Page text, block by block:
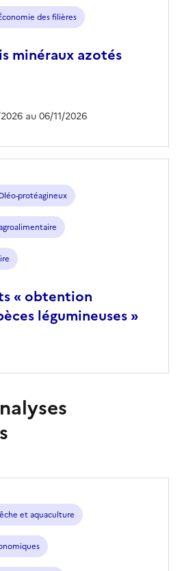
des filières
minéraux azotés
au 06/11/2026
protéagineux
« obtention
légumineuses »
et aquaculture